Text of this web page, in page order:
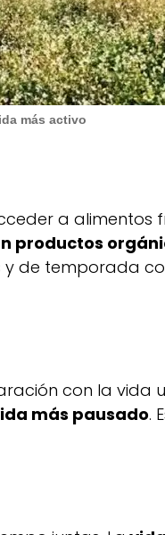
más activo
a alimentos
productos
y de temporada
con la vida
más pausado.